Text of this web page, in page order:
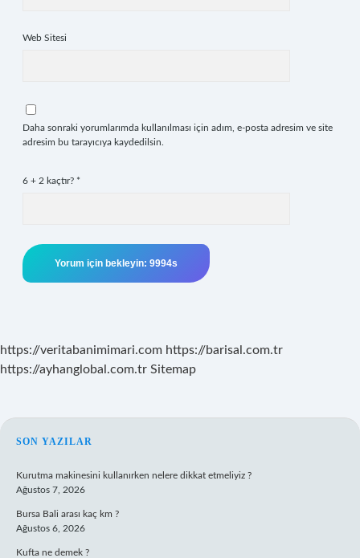
Web Sitesi
Daha sonraki yorumlarımda kullanılması için adım, e-posta adresim ve site
adresim bu tarayıcıya kaydedilsin.
6 + 2 kaçtır? *
https://veritabanimimari.com https://barisal.com.tr
https://ayhanglobal.com.tr Sitemap
SIDEBAR
SON YAZILAR
Kurutma makinesini kullanırken nelere dikkat etmeliyiz ?
Ağustos 7, 2026
Bursa Bali arası kaç km ?
Ağustos 6, 2026
Kufta ne demek ?